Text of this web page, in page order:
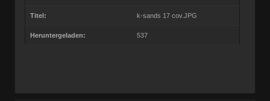
Titel: k-sands 17 cov.JPG
Heruntergeladen: 537